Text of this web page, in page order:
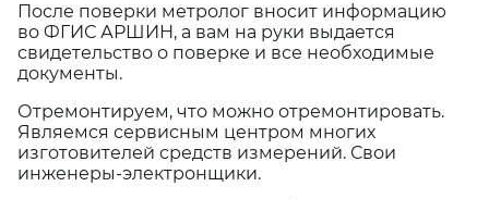
После поверки метролог вносит информацию
во ФГИС АРШИН, а вам на руки выдается
свидетельство о поверке и все необходимые
документы.
Отремонтируем, что можно отремонтировать.
Являемся сервисным центром многих
изготовителей средств измерений. Свои
инженеры-электронщики.